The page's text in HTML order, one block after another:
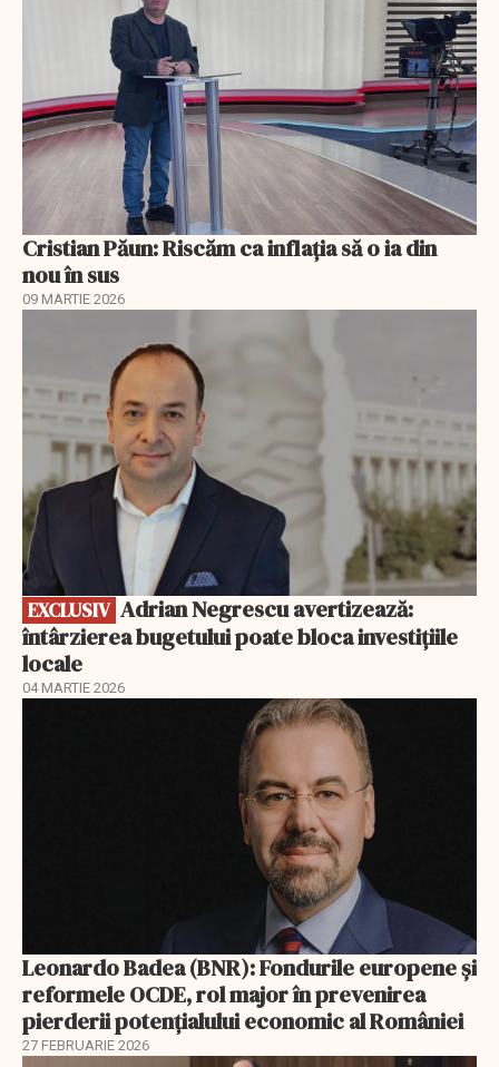
Cristian Păun: Riscăm ca inflația să o ia din
nou în sus
09 MARTIE 2026
EXCLUSIV
întârzierea bugetului poate bloca investițiile
locale
04 MARTIE 2026
Leonardo Badea (BNR): Fondurile europene și
reformele OCDE, rol major în prevenirea
pierderii potențialului economic al României
27 FEBRUARIE 2026